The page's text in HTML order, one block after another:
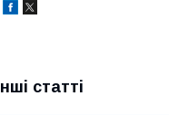
Інші статті